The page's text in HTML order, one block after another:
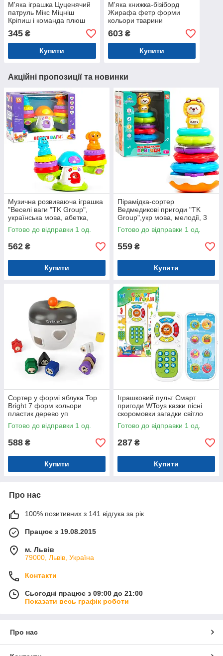
М'яка іграшка Цуценячий
патруль Мікс Міцніш
Кріпиш і команда плюш
Україна 20*8*17см (00113-
94)
345 ₴
Купити
М'яка книжка-бізіборд
Жирафа фетр форми
кольори тварини
пальчикові ігри на
липучках 21*7*21см (C
64654)
603₴
Купити
Акційні пропозиції та новинки
Музична розвиваюча іграшка
"Веселі ваги "TK Group",
українська мова, абетка,
цифри, дитячі пісні,
підсвічування, кор.
30*11*22см
Готово до відправки 1 од.
562 ₴
Купити
Пірамідка-сортер
Ведмедикові пригоди "TK
Group",укр мова, мелодії, 3
пісні, нелягайко, фігурка
ведмедика змінює емоції, в
кор
Готово до відправки 1 од.
559 ₴
Купити
Сортер у формі яблука Top
Bright 7 форм кольори
пластик дерево уп
16,6*15,2*17,6см (121009)
Готово до відправки 1 од.
588 ₴
Купити
Іграшковий пульт Смарт
пригоди WToys казки пісні
скоромовки загадки світло
укр мова 15,5*7*2,5 см
(31645)
Готово до відправки 1 од.
287 ₴
Купити
Про нас
100% позитивних з 141 відгука за рік
Працює з 19.08.2015
м. Львів
79000, Львів, Україна
Контакти
Сьогодні працює з 09:00 до 21:00
Показати весь графік роботи
Про нас